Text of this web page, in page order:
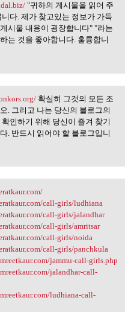
"귀하의
"귀하의 게시물을 읽어 주
다. 제가 찾고있는 정보가 가득
시물 내용이 굉장합니다" "라는
는 것을 좋아합니다. 훌륭합니
확실히
확실히 그것의 모든 조
. 그리고 나는 당신의 블로그의
인하기 위해 당신이 즐겨 찾기
. 반드시 읽어야 할 블로그입니
call-girls/ludhiana
call-girls/jalandhar
call-girls/amritsar
call-girls/noida
call-girls/panchkula
jammu-call-girls.php
jalandhar-call-
ludhiana-call-